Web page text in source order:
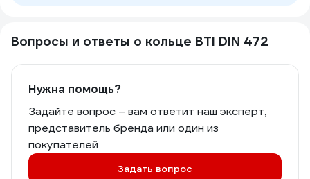
Вопросы и ответы о кольце BTI DIN 472
Нужна помощь?
Задайте вопрос – вам ответит наш эксперт,
представитель бренда или один из
покупателей
Задать вопрос